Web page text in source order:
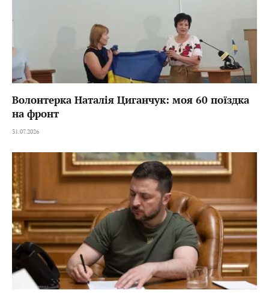
Волонтерка Наталія Циганчук: моя 60 поїздка
на фронт
31.07.2026